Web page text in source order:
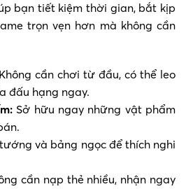
bạn tiết kiệm thời gian, bắt kịp
trọn vẹn hơn mà không cần
Không cần chơi từ đầu, có thể leo
đấu hạng ngay.
Sở hữu ngay những vật phẩm
và bảng ngọc để thích nghi
cần nạp thẻ nhiều, nhận ngay